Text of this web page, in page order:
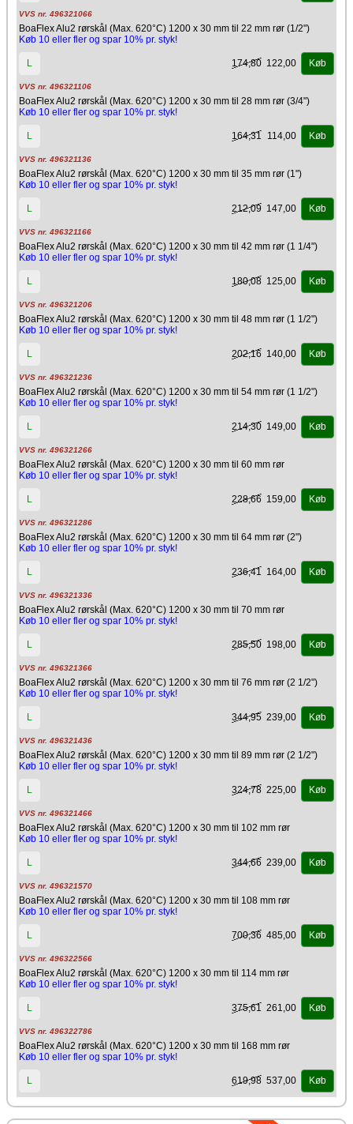
Godkendelser
Produktet er optaget i databasen for byggeprodukter, som kan
anvendes i Svanemærket byggeri.
Forudsat, at U Protect Pipe Section Alu2 fastholdes korrekt og beskyttes
mod mekaniske påvirkninger, vil rørskålen have samme levetid som
installationen og ikke kræve vedligehold. Ultimate Protect S1000 skal
afleveres til deponering som mineralsk affald på genbrugsstationer.
Emballagen skal bortskaffes i overensstemmelse med nationale regler.
Producent
VVS nr. 496321066
BoaFlex Alu2 rørskål (Max. 620°C) 1200 x 30 mm til 22 mm rør (1/2")
Køb 10 eller fler og spar 10% pr. styk!
L 174,80 122,00 Køb
VVS nr. 496321106
BoaFlex Alu2 rørskål (Max. 620°C) 1200 x 30 mm til 28 mm rør (3/4")
Køb 10 eller fler og spar 10% pr. styk!
L 164,31 114,00 Køb
VVS nr. 496321136
BoaFlex Alu2 rørskål (Max. 620°C) 1200 x 30 mm til 35 mm rør (1")
Køb 10 eller fler og spar 10% pr. styk!
L 212,09 147,00 Køb
VVS nr. 496321166
BoaFlex Alu2 rørskål (Max. 620°C) 1200 x 30 mm til 42 mm rør (1 1/4")
Køb 10 eller fler og spar 10% pr. styk!
L 180,08 125,00 Køb
VVS nr. 496321206
BoaFlex Alu2 rørskål (Max. 620°C) 1200 x 30 mm til 48 mm rør (1 1/2")
Køb 10 eller fler og spar 10% pr. styk!
L 202,16 140,00 Køb
VVS nr. 496321236
BoaFlex Alu2 rørskål (Max. 620°C) 1200 x 30 mm til 54 mm rør (1 1/2")
Køb 10 eller fler og spar 10% pr. styk!
L 214,30 149,00 Køb
VVS nr. 496321266
BoaFlex Alu2 rørskål (Max. 620°C) 1200 x 30 mm til 60 mm rør
Køb 10 eller fler og spar 10% pr. styk!
L 228,66 159,00 Køb
VVS nr. 496321286
BoaFlex Alu2 rørskål (Max. 620°C) 1200 x 30 mm til 64 mm rør (2")
Køb 10 eller fler og spar 10% pr. styk!
L 236,41 164,00 Køb
VVS nr. 496321336
BoaFlex Alu2 rørskål (Max. 620°C) 1200 x 30 mm til 70 mm rør
Køb 10 eller fler og spar 10% pr. styk!
L 285,50 198,00 Køb
VVS nr. 496321366
BoaFlex Alu2 rørskål (Max. 620°C) 1200 x 30 mm til 76 mm rør (2 1/2")
Køb 10 eller fler og spar 10% pr. styk!
L 344,95 239,00 Køb
VVS nr. 496321436
BoaFlex Alu2 rørskål (Max. 620°C) 1200 x 30 mm til 89 mm rør (2 1/2")
Køb 10 eller fler og spar 10% pr. styk!
L 324,78 225,00 Køb
VVS nr. 496321466
BoaFlex Alu2 rørskål (Max. 620°C) 1200 x 30 mm til 102 mm rør
Køb 10 eller fler og spar 10% pr. styk!
L 344,66 239,00 Køb
VVS nr. 496321570
BoaFlex Alu2 rørskål (Max. 620°C) 1200 x 30 mm til 108 mm rør
Køb 10 eller fler og spar 10% pr. styk!
L 700,36 485,00 Køb
VVS nr. 496322566
BoaFlex Alu2 rørskål (Max. 620°C) 1200 x 30 mm til 114 mm rør
Køb 10 eller fler og spar 10% pr. styk!
L 375,61 261,00 Køb
VVS nr. 496322786
BoaFlex Alu2 rørskål (Max. 620°C) 1200 x 30 mm til 168 mm rør
Køb 10 eller fler og spar 10% pr. styk!
L 619,98 537,00 Køb